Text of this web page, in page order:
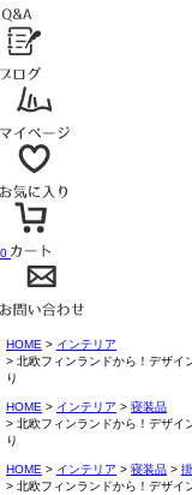
0
HOME
インテリア
北欧フィンランドから！デザイ
り
HOME インテリア
寝装品
北欧フィンランドから！デザイ
り
HOME インテリア 寝装品
北欧フィンランドから！デザイ